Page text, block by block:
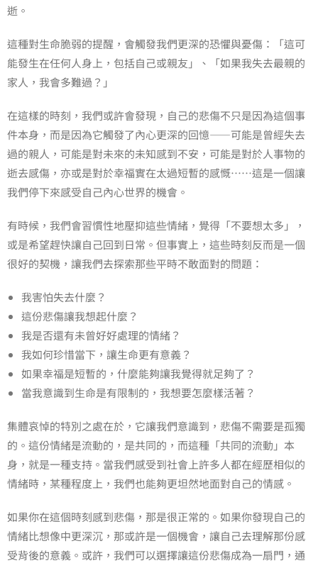
逝。
這種對生命脆弱的提醒，會觸發我們更深的恐懼與憂傷：「這可
能發生在任何人身上，包括自己或親友」、「如果我失去最親的
家人，我會多難過？」
在這樣的時刻，我們或許會發現，自己的悲傷不只是因為這個事
件本身，而是因為它觸發了內心更深的回憶——可能是曾經失去
過的親人，可能是對未來的未知感到不安，可能是對於人事物的
逝去感傷，亦或是對於幸福實在太過短暫的感慨⋯⋯這是一個讓
我們停下來感受自己內心世界的機會。
有時候，我們會習慣性地壓抑這些情緒，覺得「不要想太多」，
或是希望趕快讓自己回到日常。但事實上，這些時刻反而是一個
很好的契機，讓我們去探索那些平時不敢面對的問題：
我害怕失去什麼？
這份悲傷讓我想起什麼？
我是否還有未曾好好處理的情緒？
我如何珍惜當下，讓生命更有意義？
如果幸福是短暫的，什麼能夠讓我覺得就足夠了？
當我意識到生命是有限制的，我想要怎麼樣活著？
集體哀悼的特別之處在於，它讓我們意識到，悲傷不需要是孤獨
的。這份情緒是流動的，是共同的，而這種「共同的流動」本
身，就是一種支持。當我們感受到社會上許多人都在經歷相似的
情緒時，某種程度上，我們也能夠更坦然地面對自己的情感。
如果你在這個時刻感到悲傷，那是很正常的。如果你發現自己的
情緒比想像中更深沉，那或許是一個機會，讓自己去理解那份感
受背後的意義。或許，我們可以選擇讓這份悲傷成為一扇門，通